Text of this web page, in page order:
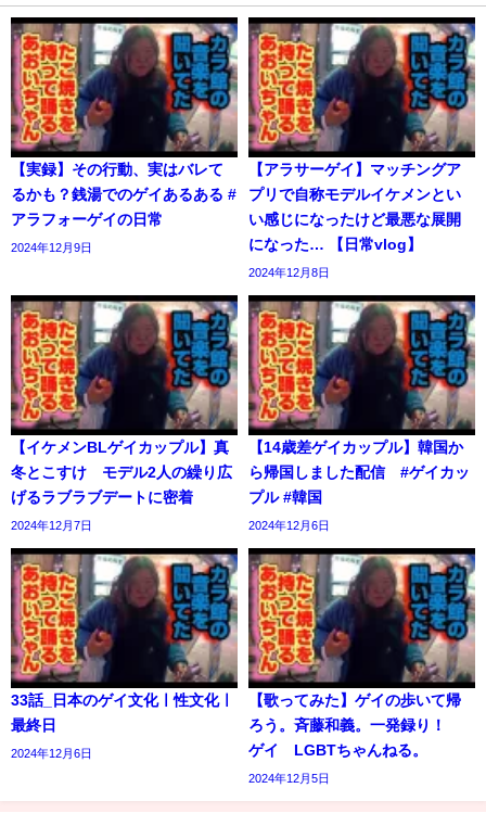
【実録】その行動、実はバレて
るかも？銭湯でのゲイあるある #
アラフォーゲイの日常
2024年12月9日
【アラサーゲイ】マッチングア
プリで自称モデルイケメンとい
い感じになったけど最悪な展開
になった… 【日常vlog】
2024年12月8日
【イケメンBLゲイカップル】真
冬とこすけ モデル2人の繰り広
げるラブラブデートに密着
2024年12月7日
【14歳差ゲイカップル】韓国か
ら帰国しました配信 #ゲイカッ
プル #韓国
2024年12月6日
33話_日本のゲイ文化ㅣ性文化ㅣ
最終日
2024年12月6日
【歌ってみた】ゲイの歩いて帰
ろう。斉藤和義。一発録り！
ゲイ LGBTちゃんねる。
2024年12月5日